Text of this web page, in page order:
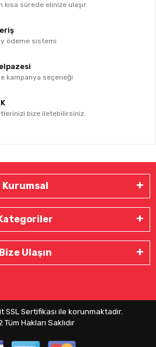
kısa sürede elinize ulaşır.
ödeme sistemi
kampanya seçeneği
bize iletebilirsiniz.
Kurumsal
Bize Ulaşın
SSL Sertifikası ile korunmaktadır.
Tüm Hakları Saklıdır